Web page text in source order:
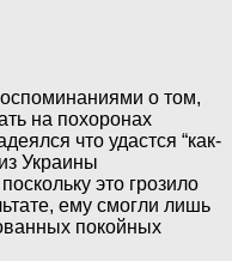
о том,
на похоронах
что удастся “как-
Украины
это грозило
ему смогли лишь
покойных